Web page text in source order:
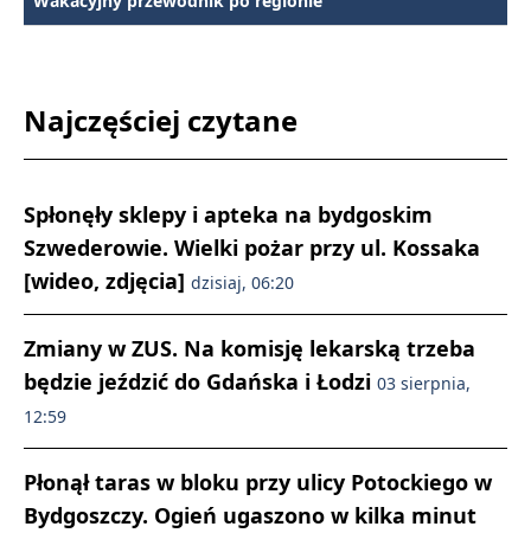
Najczęściej czytane
Spłonęły sklepy i apteka na bydgoskim
Szwederowie. Wielki pożar przy ul. Kossaka
[wideo, zdjęcia] dzisiaj, 06:20
Zmiany w ZUS. Na komisję lekarską trzeba
będzie jeździć do Gdańska i Łodzi 03 sierpnia,
12:59
Płonął taras w bloku przy ulicy Potockiego w
Bydgoszczy. Ogień ugaszono w kilka minut